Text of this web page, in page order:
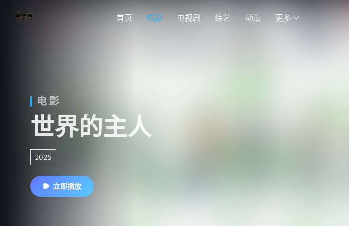
首页 电影 电视剧 综艺 动漫 更多
电影
世界的主人
2025
立即播放